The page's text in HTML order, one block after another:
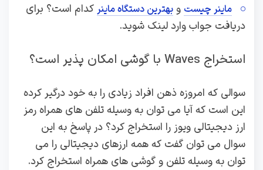
ماینر چیست و بهترین دستگاه ماینر کدام است؟ برای
دریافت جواب وارد لینک شوید.
استخراج Waves با گوشی امکان پذیر است؟
سوالی که امروزه ذهن افراد زیادی را به خود درگیر کرده
این است که آیا می توان به وسیله تلفن های همراه رمز
ارز دیجیتالی ویوز را استخراج کرد؟ در پاسخ به این
سوال می توان گفت که همه ارزهای دیجیتالی را می
توان به وسیله تلفن و گوشی های همراه استخراج کرد.